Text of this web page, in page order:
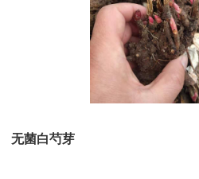
无菌白芍芽